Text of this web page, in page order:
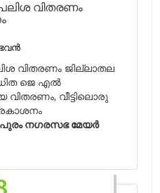
വിതരണം
വിതരണം ജില്ലാതല
ജെ എൽ
വീട്ടിലൊരു
നഗരസഭ മേയർ